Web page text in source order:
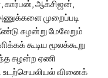
கார்பன், ஆக்சிஜன்,
முறைப்படி
சுழன்று மேலேறும்
கூடிய மூலக்கூறு
சுழன்ற ஏணி
உடற்செயலியல் வினைக்